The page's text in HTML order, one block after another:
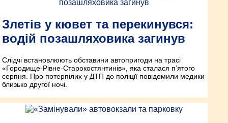
Злетів у кювет та перекинувся:
водій позашляховика загинув
Слідчі встановлюють обставини автопригоди на трасі
«Городище-Рівне-Старокостянтинів», яка сталася п’ятого
серпня. Про потерпілих у ДТП до поліції повідомили медики
близько другої ночі.